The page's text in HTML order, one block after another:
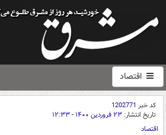
اقتصاد
کد خبر 1202771
تاریخ انتشار: ۲۳ فروردین ۱۴۰۰ - ۱۲:۳۳
اقتصاد